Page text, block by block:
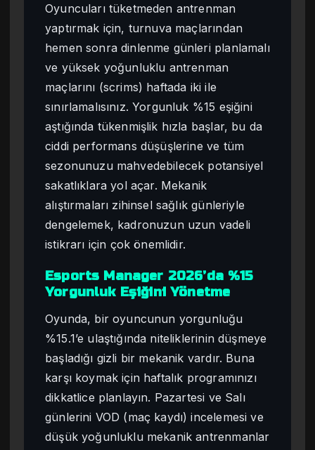
Oyuncuları tüketmeden antrenman
yaptırmak için, turnuva maçlarından
hemen sonra dinlenme günleri planlamalı
ve yüksek yoğunluklu antrenman
maçlarını (scrims) haftada iki ile
sınırlamalısınız. Yorgunluk %15 eşiğini
aştığında tükenmişlik hızla başlar, bu da
ciddi performans düşüşlerine ve tüm
sezonunuzu mahvedebilecek potansiyel
sakatlıklara yol açar. Mekanik
alıştırmaları zihinsel sağlık günleriyle
dengelemek, kadronuzun uzun vadeli
istikrarı için çok önemlidir.
Esports Manager 2026’da %15
Yorgunluk Eşiğini Yönetme
Oyunda, bir oyuncunun yorgunluğu
%15.1’e ulaştığında niteliklerinin düşmeye
başladığı gizli bir mekanik vardır. Buna
karşı koymak için haftalık programınızı
dikkatlice planlayın. Pazartesi ve Salı
günlerini VOD (maç kaydı) incelemesi ve
düşük yoğunluklu mekanik antrenmanlar